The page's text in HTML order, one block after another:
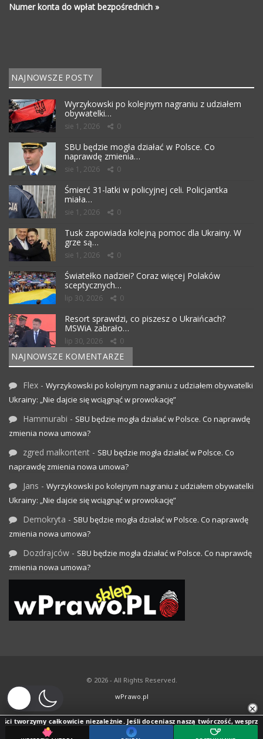
Numer konta do wpłat bezpośrednich »
NAJNOWSZE POSTY
Wyrzykowski po kolejnym nagraniu z udziałem
obywatelki…
sie 1, 2026 0
SBU będzie mogła działać w Polsce. Co
naprawdę zmienia…
sie 1, 2026 0
Śmierć 31-latki w policyjnej celi. Policjantka
miała…
sie 1, 2026 0
Tusk zapowiada kolejną pomoc dla Ukrainy. W
grze są…
sie 1, 2026 0
Światełko nadziei? Coraz więcej Polaków
sceptycznych…
lip 30, 2026 0
Resort sprawdzi, co piszesz o Ukraińcach?
MSWiA zabrało…
lip 30, 2026 0
NAJNOWSZE KOMENTARZE
Flex - Wyrzykowski po kolejnym nagraniu z udziałem obywatelki
Ukrainy: „Nie dajcie się wciągnąć w prowokację”
Hammurabi - SBU będzie mogła działać w Polsce. Co naprawdę
zmienia nowa umowa?
zgred malkontent - SBU będzie mogła działać w Polsce. Co
naprawdę zmienia nowa umowa?
Jans - Wyrzykowski po kolejnym nagraniu z udziałem obywatelki
Ukrainy: „Nie dajcie się wciągnąć w prowokację”
Demokryta - SBU będzie mogła działać w Polsce. Co naprawdę
zmienia nowa umowa?
Dozdrajców - SBU będzie mogła działać w Polsce. Co naprawdę
zmienia nowa umowa?
© 2026 - All Rights Reserved.
wPrawo.pl
×
tworzymy całkowicie niezależnie. Jeśli doceniasz naszą twórczość, wesprzyj